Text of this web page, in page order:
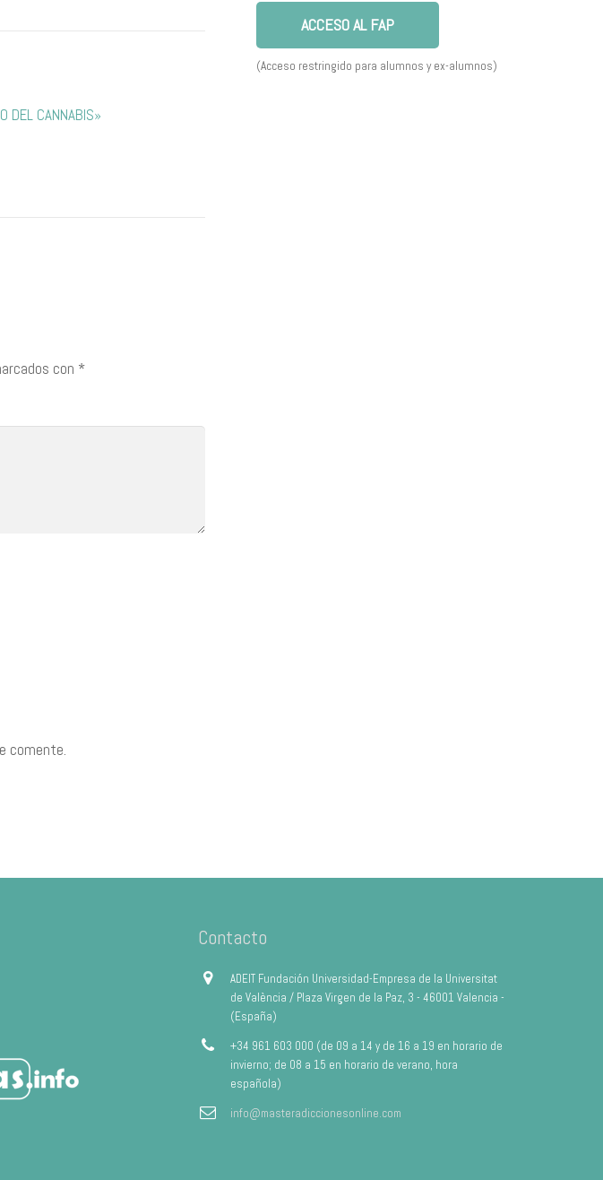
DEL CANNABIS»
con *
comente.
ACCESO AL FAP
(Acceso restringido para alumnos y ex-alumnos)
Contacto
ADEIT Fundación Universidad-Empresa de la Universitat
de València / Plaza Virgen de la Paz, 3 - 46001 Valencia -
(España)
+34 961 603 000 (de 09 a 14 y de 16 a 19 en horario de
invierno; de 08 a 15 en horario de verano, hora
española)
info@masteradiccionesonline.com